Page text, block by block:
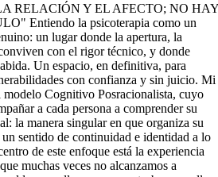
RELACIÓN Y EL AFECTO; NO HAY
Entiendo la psicoterapia como un
un lugar donde la apertura, la
con el rigor técnico, y donde
Un espacio, en definitiva, para
con confianza y sin juicio. Mi
modelo Cognitivo Posracionalista, cuyo
a cada persona a comprender su
la manera singular en que organiza su
sentido de continuidad e identidad a lo
de este enfoque está la experiencia
muchas veces no alcanzamos a